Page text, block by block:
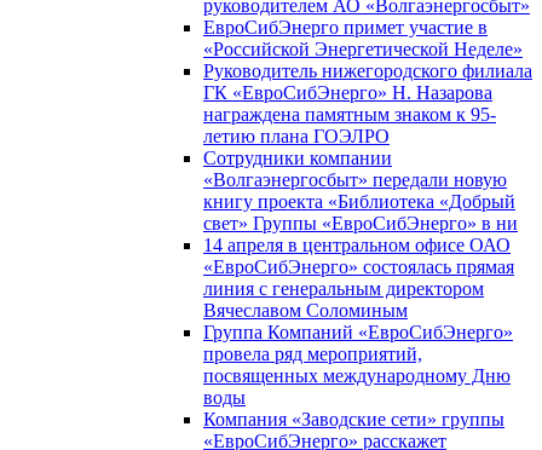
руководителем АО «Волгаэнергосбыт»
ЕвроСибЭнерго примет участие в
«Российской Энергетической Неделе»
Руководитель нижегородского филиала
ГК «ЕвроСибЭнерго» Н. Назарова
награждена памятным знаком к 95-
летию плана ГОЭЛРО
Сотрудники компании
«Волгаэнергосбыт» передали новую
книгу проекта «Библиотека «Добрый
свет» Группы «ЕвроСибЭнерго» в ни
14 апреля в центральном офисе ОАО
«ЕвроСибЭнерго» состоялась прямая
линия с генеральным директором
Вячеславом Соломиным
Группа Компаний «ЕвроСибЭнерго»
провела ряд мероприятий,
посвященных международному Дню
воды
Компания «Заводские сети» группы
«ЕвроСибЭнерго» расскажет